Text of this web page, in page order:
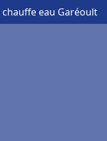
eau Garéoult